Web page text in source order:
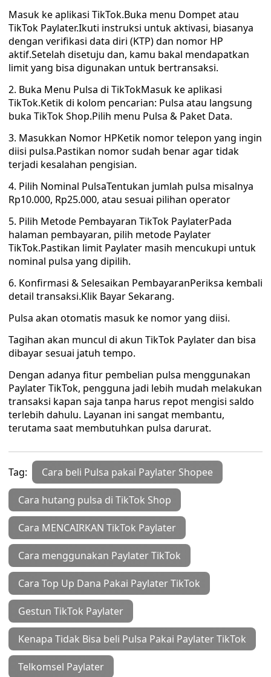
Masuk ke aplikasi TikTok.Buka menu Dompet atau
TikTok Paylater.Ikuti instruksi untuk aktivasi, biasanya
dengan verifikasi data diri (KTP) dan nomor HP
aktif.Setelah disetuju dan, kamu bakal mendapatkan
limit yang bisa digunakan untuk bertransaksi.
2. Buka Menu Pulsa di TikTokMasuk ke aplikasi
TikTok.Ketik di kolom pencarian: Pulsa atau langsung
buka TikTok Shop.Pilih menu Pulsa & Paket Data.
3. Masukkan Nomor HPKetik nomor telepon yang ingin
diisi pulsa.Pastikan nomor sudah benar agar tidak
terjadi kesalahan pengisian.
4. Pilih Nominal PulsaTentukan jumlah pulsa misalnya
Rp10.000, Rp25.000, atau sesuai pilihan operator
5. Pilih Metode Pembayaran TikTok PaylaterPada
halaman pembayaran, pilih metode Paylater
TikTok.Pastikan limit Paylater masih mencukupi untuk
nominal pulsa yang dipilih.
6. Konfirmasi & Selesaikan PembayaranPeriksa kembali
detail transaksi.Klik Bayar Sekarang.
Pulsa akan otomatis masuk ke nomor yang diisi.
Tagihan akan muncul di akun TikTok Paylater dan bisa
dibayar sesuai jatuh tempo.
Dengan adanya fitur pembelian pulsa menggunakan
Paylater TikTok, pengguna jadi lebih mudah melakukan
transaksi kapan saja tanpa harus repot mengisi saldo
terlebih dahulu. Layanan ini sangat membantu,
terutama saat membutuhkan pulsa darurat.
Tag: Cara beli Pulsa pakai Paylater Shopee
Cara hutang pulsa di TikTok Shop
Cara MENCAIRKAN TikTok Paylater
Cara menggunakan Paylater TikTok
Cara Top Up Dana Pakai Paylater TikTok
Gestun TikTok Paylater
Kenapa Tidak Bisa beli Pulsa Pakai Paylater TikTok
Telkomsel Paylater